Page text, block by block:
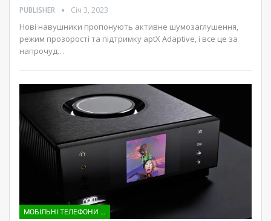
PUBLISHER Січ 3, 2023
Нові навушники пропонують активне шумозаглушення,
режим прозорості та підтримку aptX Adaptive, і все це за
напрочуд…
МОБІЛЬНІ ТЕЛЕФОНИ ТА АКСЕСУАРИ